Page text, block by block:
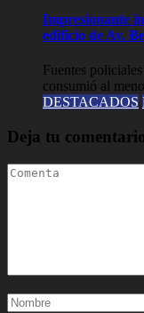
Impresionante
edificio de Av.
Fuentes
consumió al
DESTACADOS
Deja tu